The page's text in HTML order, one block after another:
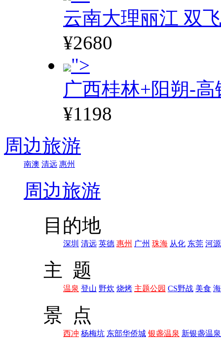
云南大理丽江 双
¥2680
">
广西桂林+阳朔-高
¥1198
周边旅游
南澳 清远 惠州
周边旅游
目的地
深圳 清远 英德 惠州 广州 珠海 从化 东莞 河源
主 题
温泉 登山 野炊 烧烤 主题公园 CS野战 美食
景 点
西冲 杨梅坑 东部华侨城 银盏温泉 新银盏温泉